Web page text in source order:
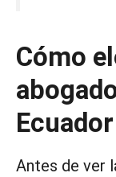
Cómo
Ecuador
Antes de ver